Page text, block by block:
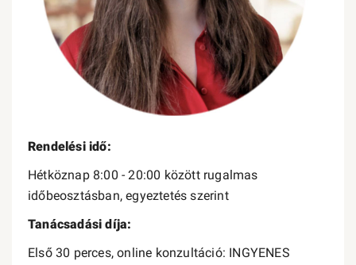
Rendelési idő:
Hétköznap 8:00 - 20:00 között rugalmas
időbeosztásban, egyeztetés szerint
Tanácsadási díja:
Első 30 perces, online konzultáció: INGYENES